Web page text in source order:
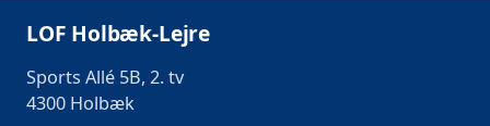
LOF Holbæk-Lejre
Sports Allé 5B, 2. tv
4300 Holbæk